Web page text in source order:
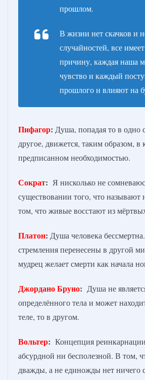
прошлом.
В жизни нет скачков и
случайностей, все
причину, каждая наша
чувство и каждый
прошлого и влияют на
Пифагор: Душа, попадая то в одно
другое, движется, таким образом, в
предписанном необходимостью.
Сократ: Я нисколько не
существовании того, что
том, что живые восстают из
Платон: Душа человека
стремления перенесены в другой
мудрец желает смерти как начала
Джордано Бруно: Душа не
определённого тела и может
теле, то в другом.
Вольтер: Концепция
абсурдной ни бесполезной. В том,
дважды, а не единожды нет ничего